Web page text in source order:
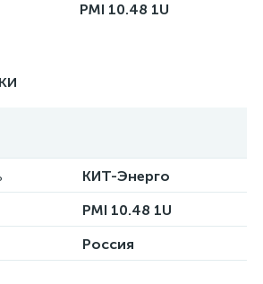
PMI 10.48 1U
КИТ-Энерго
PMI 10.48 1U
Россия